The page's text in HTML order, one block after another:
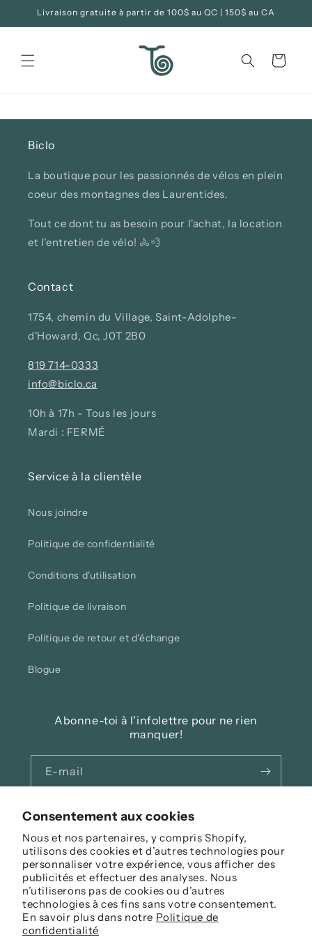
Consentement aux cookies
Nous et nos partenaires, y compris Shopify,
utilisons des cookies et d’autres technologies pour
personnaliser votre expérience, vous afficher des
publicités et effectuer des analyses. Nous
n’utiliserons pas de cookies ou d’autres
technologies à ces fins sans votre consentement.
En savoir plus dans notre Politique de
confidentialité
passer
au
Livraison gratuite à partir de 100$ au QC | 150$ au CA
Panier
Biclo
La boutique pour les passionnés de vélos en plein
coeur des montagnes des Laurentides.
Tout ce dont tu as besoin pour l'achat, la location
et l'entretien de vélo! 🚴💨
Contact
1754, chemin du Village, Saint-Adolphe-
d'Howard, Qc, J0T 2B0
819 714-0333
info@biclo.ca
10h à 17h - Tous les jours
Mardi : FERMÉ
Service à la clientèle
Nous joindre
Politique de confidentialité
Conditions d'utilisation
Politique de livraison
Politique de retour et d'échange
Blogue
Abonne-toi à l'infolettre pour ne rien
manquer!
E-mail
FacebookInstagram
Langue
Français
Moyens